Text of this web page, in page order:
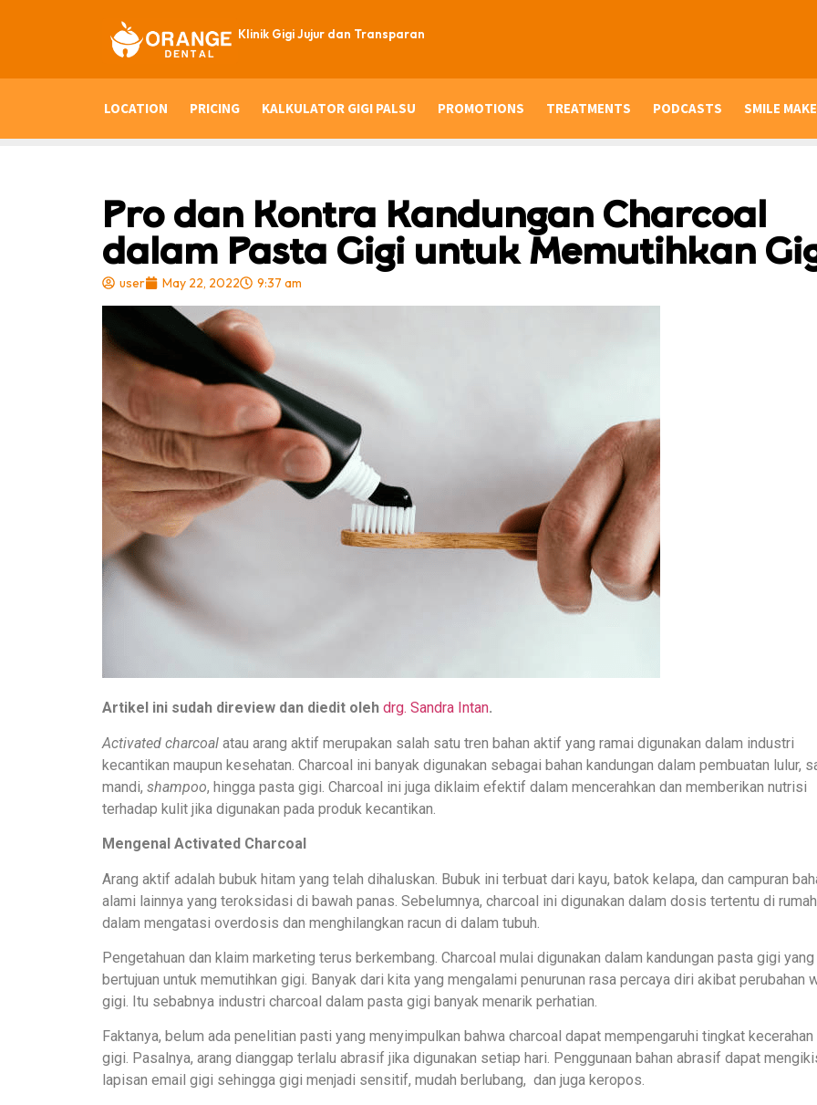
Klinik Gigi Jujur dan Transparan
LOCATION PRICING KALKULATOR GIGI PALSU PROMOTIONS TREATMENTS PODCASTS SMILE
Pro dan Kontra Kandungan Charcoal
dalam Pasta Gigi untuk Memutihkan
user May 22, 2022 9:37 am
Artikel ini sudah direview dan diedit oleh drg. Sandra Intan.
Activated charcoal atau arang aktif merupakan salah satu tren bahan aktif yang ramai digunakan dalam industri
kecantikan maupun kesehatan. Charcoal ini banyak digunakan sebagai bahan kandungan dalam pembuatan lulur,
mandi, shampoo, hingga pasta gigi. Charcoal ini juga diklaim efektif dalam mencerahkan dan memberikan nutrisi
terhadap kulit jika digunakan pada produk kecantikan.
Mengenal Activated Charcoal
Arang aktif adalah bubuk hitam yang telah dihaluskan. Bubuk ini terbuat dari kayu, batok kelapa, dan campuran
alami lainnya yang teroksidasi di bawah panas. Sebelumnya, charcoal ini digunakan dalam dosis tertentu di
dalam mengatasi overdosis dan menghilangkan racun di dalam tubuh.
Pengetahuan dan klaim marketing terus berkembang. Charcoal mulai digunakan dalam kandungan pasta gigi yang
bertujuan untuk memutihkan gigi. Banyak dari kita yang mengalami penurunan rasa percaya diri akibat perubahan
gigi. Itu sebabnya industri charcoal dalam pasta gigi banyak menarik perhatian.
Faktanya, belum ada penelitian pasti yang menyimpulkan bahwa charcoal dapat mempengaruhi tingkat kecerahan
gigi. Pasalnya, arang dianggap terlalu abrasif jika digunakan setiap hari. Penggunaan bahan abrasif dapat
lapisan email gigi sehingga gigi menjadi sensitif, mudah berlubang, dan juga keropos.